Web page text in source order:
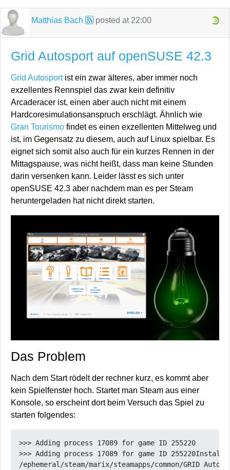
Matthias Bach posted at 22:00
Grid Autosport auf openSUSE 42.3
Grid Autosportist ein zwar älteres, aber immer noch
exzellentes Rennspiel das zwar kein definitiv
Arcaderacer ist, einen aber auch nicht mit einem
Hardcoresimulationsanspruch erschlägt. Ähnlich wie
Gran Tourismo findet es einen exzellenten Mittelweg und
ist, im Gegensatz zu diesem, auch auf Linux spielbar. Es
eignet sich somit also auch für ein kurzes Rennen in der
Mittagspause, was nicht heißt, dass man keine Stunden
darin versenken kann. Leider lässt es sich unter
openSUSE 42.3 aber nachdem man es per Steam
heruntergeladen hat nicht direkt starten.
Das Problem
Nach dem Start rödelt der rechner kurz, es kommt aber
kein Spielfenster hoch. Startet man Steam aus einer
Konsole, so erscheint dort beim Versuch das Spiel zu
starten folgendes:
>>> Adding process 17089 for game ID 255220
>>> Adding process 17089 for game ID
/ephemeral/steam/marix/steamapps/common/GRID